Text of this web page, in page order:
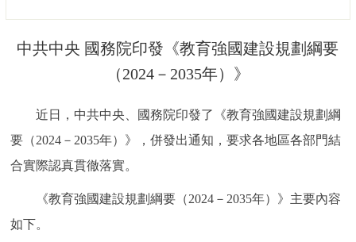
決策公開 專題公開
個人服務 法人服務 部門服務
便民服務
中共中央 國務院印發《教育強國建設規劃綱要
（2024－2035年）》
近日，中共中央、國務院印發了《教育強國建設規劃綱
要（2024－2035年）》，併發出通知，要求各地區各部門結
合實際認真貫徹落實。
《教育強國建設規劃綱要（2024－2035年）》主要內容
如下。